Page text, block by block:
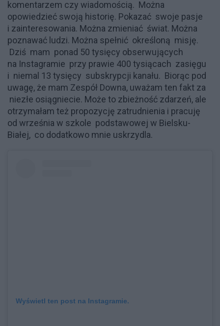
komentarzem czy wiadomością. Można
opowiedzieć swoją historię. Pokazać swoje pasje
i zainteresowania. Można zmieniać świat. Można
poznawać ludzi. Można spełnić określoną misję.
Dziś mam ponad 50 tysięcy obserwujących
na Instagramie przy prawie 400 tysiącach zasięgu
i niemal 13 tysięcy subskrypcji kanału. Biorąc pod
uwagę, że mam Zespół Downa, uważam ten fakt za
niezłe osiągniecie. Może to zbieżność zdarzeń, ale
otrzymałam też propozycję zatrudnienia i pracuję
od września w szkole podstawowej w Bielsku-
Białej, co dodatkowo mnie uskrzydla.
Wyświetl ten post na Instagramie.